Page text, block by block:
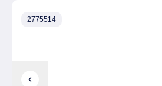
chevron_left
2775514